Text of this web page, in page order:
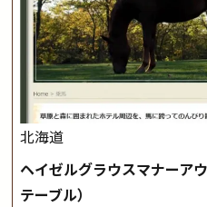
北海道
ヘイゼルグラウスマナーア
テーブル）